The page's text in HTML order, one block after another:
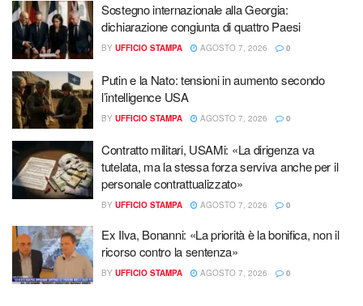
Sostegno internazionale alla Georgia:
dichiarazione congiunta di quattro Paesi
BY UFFICIO STAMPA AGOSTO 7, 2026 0
Putin e la Nato: tensioni in aumento secondo
l’intelligence USA
BY UFFICIO STAMPA AGOSTO 7, 2026 0
Contratto militari, USAMi: «La dirigenza va
tutelata, ma la stessa forza serviva anche per il
personale contrattualizzato»
BY UFFICIO STAMPA AGOSTO 7, 2026 0
Ex Ilva, Bonanni: «La priorità è la bonifica, non il
ricorso contro la sentenza»
BY UFFICIO STAMPA AGOSTO 7, 2026 0